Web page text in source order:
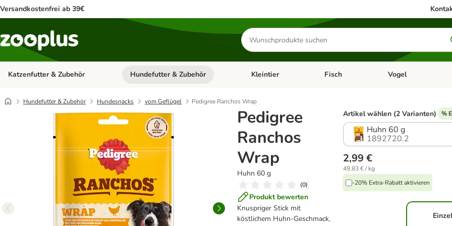
Versandkostenfrei ab 39€
Produkte
suchen
Katzenfutter & Zubehör Kategorie-Menü öffnen: Katzenfutter & Zubehör
Hundefutter & Zubehör Kategorie-Menü öffnen: Hundefutter & Zubehör
Kleintier Kategorie-Menü öffnen: Kleintier
Fisch Kategorie-Menü
Vogel
Hundefutter & Zubehör Hundesnacks vom Geflügel Pedigree Ranchos Wrap
Pedigree
Ranchos
Wrap
Huhn 60 g
(0)
Produkt bewerten
Knuspriger Stick mit
köstlichem Huhn-Geschmack,
Artikel wählen (2 Varianten) %
Huhn 60 g
1892720.2
2,99 €
49,83 € / kg
-20% Extra-Rabatt aktivieren